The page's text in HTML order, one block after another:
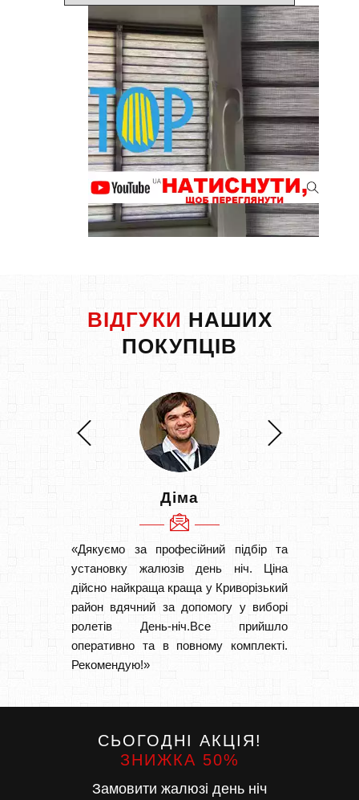
ВІДГУКИ НАШИХ
ПОКУПЦІВ
Діма
«Дякуємо за професійний підбір та
установку жалюзів день ніч. Ціна
дійсно найкраща краща у Криворізький
район вдячний за допомогу у виборі
ролетів День-ніч.Все прийшло
оперативно та в повному комплекті.
Рекомендую!»
СЬОГОДНІ АКЦІЯ!
ЗНИЖКА 50%
Замовити жалюзі день ніч